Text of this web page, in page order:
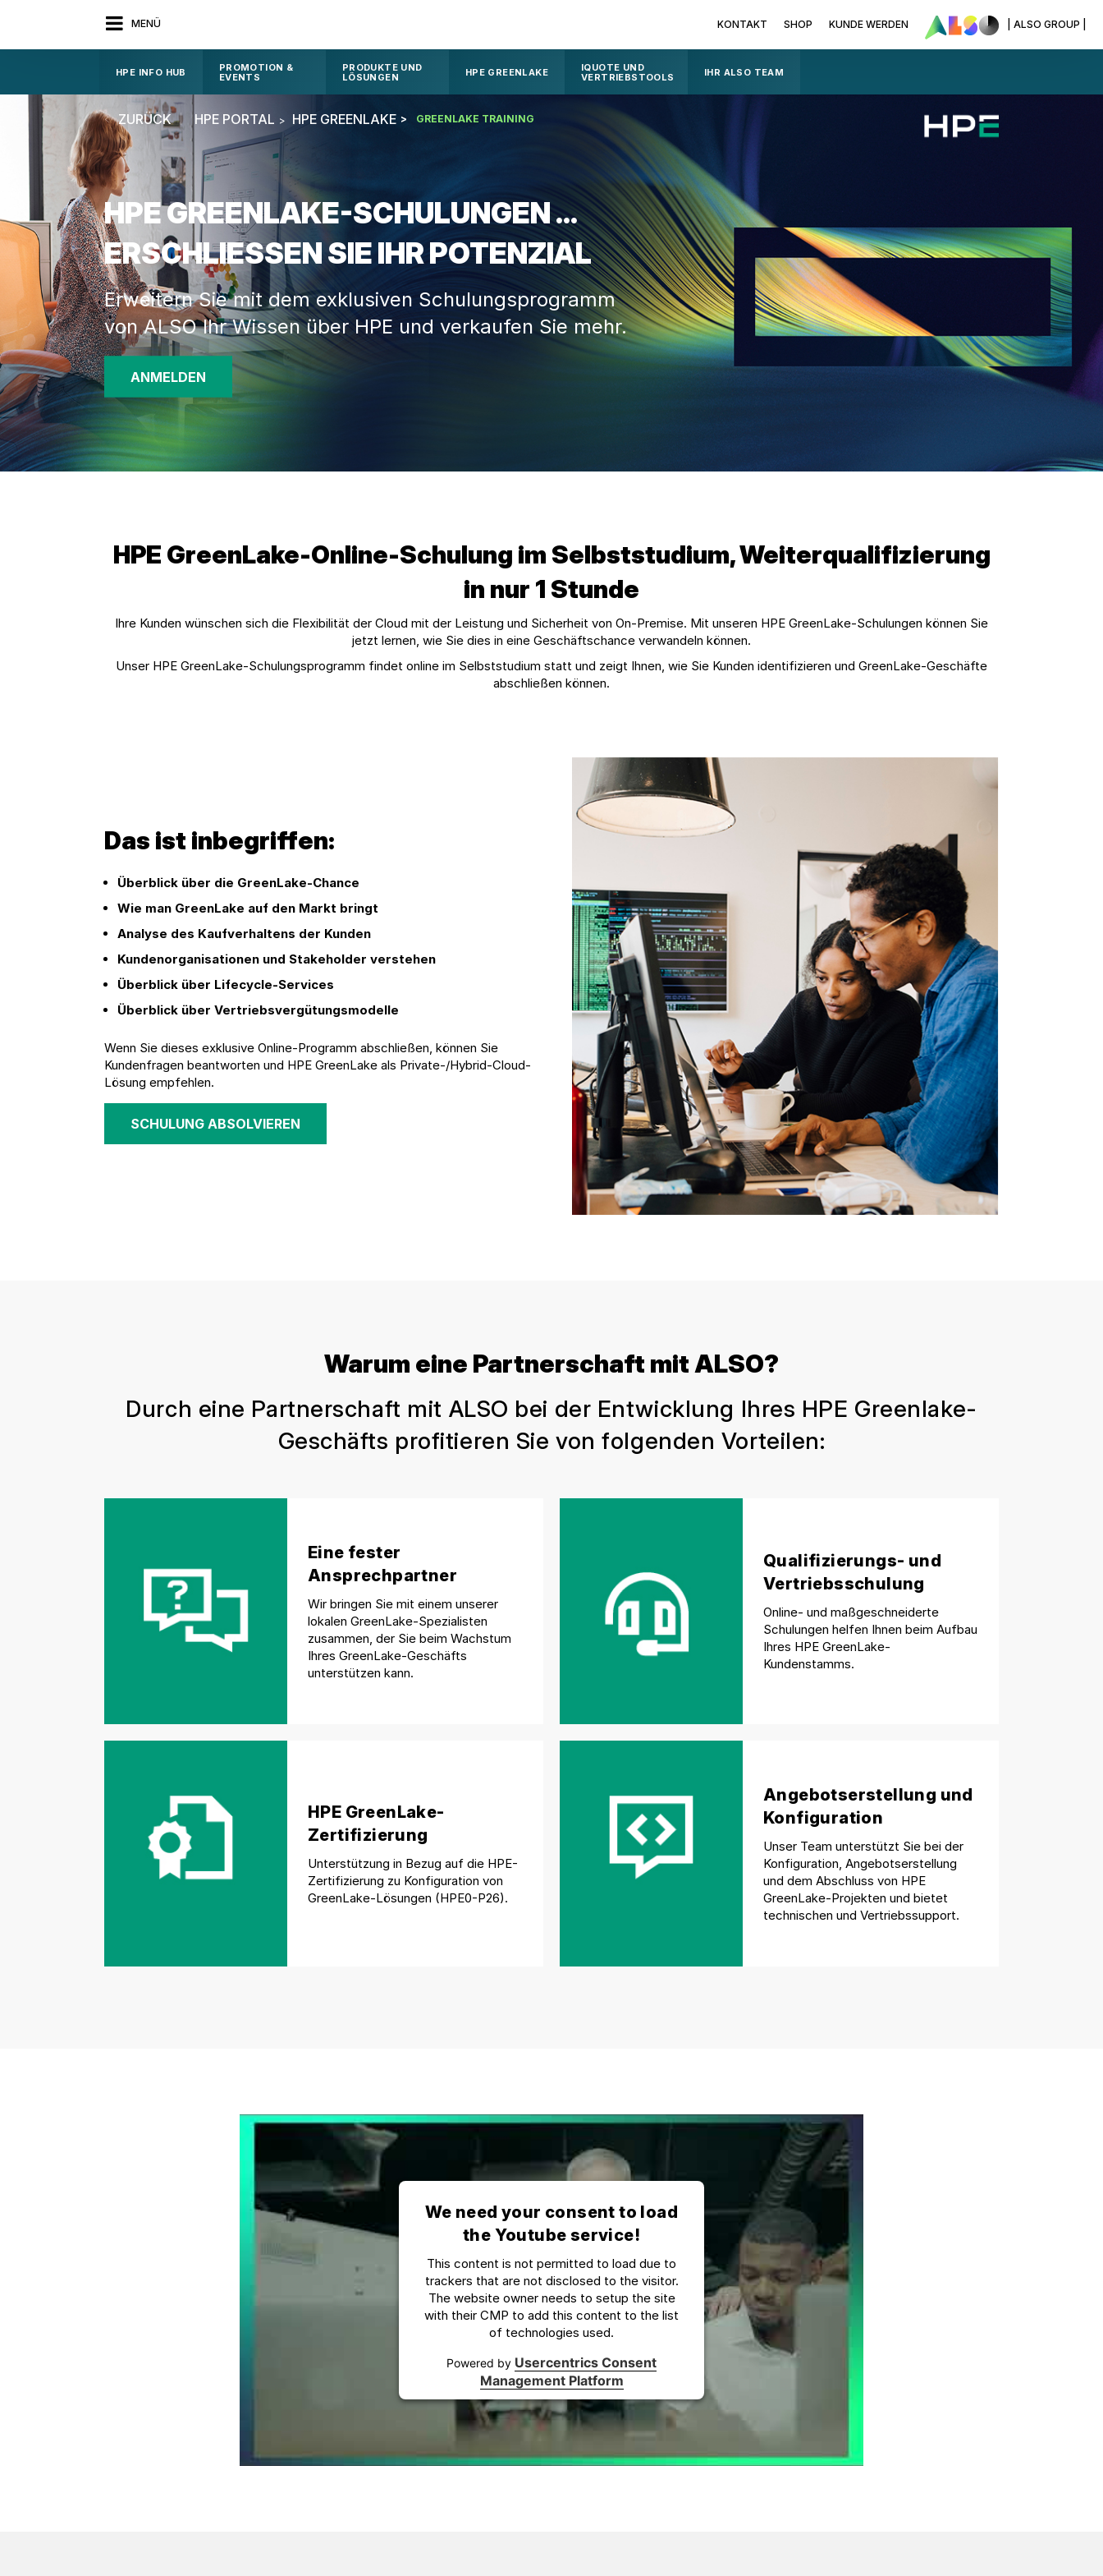
MENÜ | ALSO GROUP |
KONTAKT SHOP KUNDE WERDEN
HPE INFO HUB
PROMOTION &
EVENTS
PRODUKTE UND
LÖSUNGEN
HPE GREENLAKE
IQUOTE UND
VERTRIEBSTOOLS
IHR ALSO TEAM
ZURÜCK HPE PORTAL HPE GREENLAKE GREENLAKE TRAINING
HPE GREENLAKE-SCHULUNGEN ...
ERSCHLIESSEN SIE IHR POTENZIAL
Erweitern Sie mit dem exklusiven Schulungsprogramm
von ALSO Ihr Wissen über HPE und verkaufen Sie mehr.
ANMELDEN
HPE GreenLake-Online-Schulung im Selbststudium, Weiterqualifizierung
in nur 1 Stunde
Ihre Kunden wünschen sich die Flexibilität der Cloud mit der Leistung und Sicherheit von On-Premise. Mit unseren HPE GreenLake-Schulungen können Sie
jetzt lernen, wie Sie dies in eine Geschäftschance verwandeln können.
Unser HPE GreenLake-Schulungsprogramm findet online im Selbststudium statt und zeigt Ihnen, wie Sie Kunden identifizieren und GreenLake-Geschäfte
abschließen können.
Das ist inbegriffen:
Überblick über die GreenLake-Chance
Wie man GreenLake auf den Markt bringt
Analyse des Kaufverhaltens der Kunden
Kundenorganisationen und Stakeholder verstehen
Überblick über Lifecycle-Services
Überblick über Vertriebsvergütungsmodelle
Wenn Sie dieses exklusive Online-Programm abschließen, können Sie
Kundenfragen beantworten und HPE GreenLake als Private-/Hybrid-Cloud-
Lösung empfehlen.
SCHULUNG ABSOLVIEREN
Warum eine Partnerschaft mit ALSO?
Durch eine Partnerschaft mit ALSO bei der Entwicklung Ihres HPE Greenlake-
Geschäfts profitieren Sie von folgenden Vorteilen:
Eine fester
Ansprechpartner
Wir bringen Sie mit einem unserer
lokalen GreenLake-Spezialisten
zusammen, der Sie beim Wachstum
Ihres GreenLake-Geschäfts
unterstützen kann.
Qualifizierungs- und
Vertriebsschulung
Online- und maßgeschneiderte
Schulungen helfen Ihnen beim Aufbau
Ihres HPE GreenLake-
Kundenstamms.
HPE GreenLake-
Zertifizierung
Unterstützung in Bezug auf die HPE-
Zertifizierung zu Konfiguration von
GreenLake-Lösungen (HPE0-P26).
Angebotserstellung und
Konfiguration
Unser Team unterstützt Sie bei der
Konfiguration, Angebotserstellung
und dem Abschluss von HPE
GreenLake-Projekten und bietet
technischen und Vertriebssupport.
We need your consent to load
the Youtube service!
This content is not permitted to load due to
trackers that are not disclosed to the visitor.
The website owner needs to setup the site
with their CMP to add this content to the list
of technologies used.
Powered by Usercentrics Consent
Management Platform